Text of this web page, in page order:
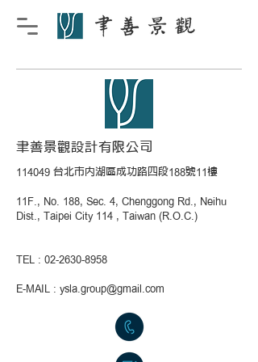
聿善景觀設計有限公司
114049 台北市內湖區成功路四段188號11樓
11F., No. 188, Sec. 4, Chenggong Rd., Neihu
Dist., Taipei City 114 , Taiwan (R.O.C.)
TEL : 02-2630-8958
​E-MAIL : ysla.group@gmail.com